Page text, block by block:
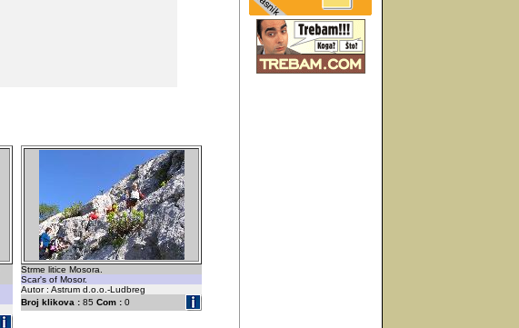
Strme litice Mosora.
Scar's of Mosor.
Autor : Astrum d.o.o.-Ludbreg
Broj klikova : 85 Com : 0